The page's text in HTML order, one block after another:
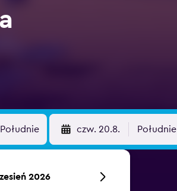
Południe czw. 20.8. Południe
2026